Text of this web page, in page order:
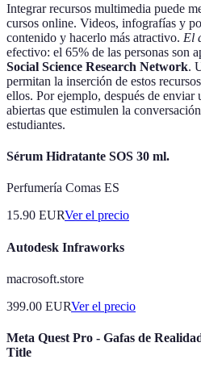
Integrar recursos multimedia puede
cursos online. Videos, infografías y
contenido y hacerlo más atractivo. El
efectivo: el 65% de las personas son
Social Science Research Network.
permitan la inserción de estos
ellos. Por ejemplo, después de enviar
abiertas que estimulen la
estudiantes.
Sérum Hidratante SOS 30 ml.
Perfumería Comas ES
15.90 EURVer el precio
Autodesk Infraworks
macrosoft.store
399.00 EURVer el precio
Meta Quest Pro - Gafas de
Title